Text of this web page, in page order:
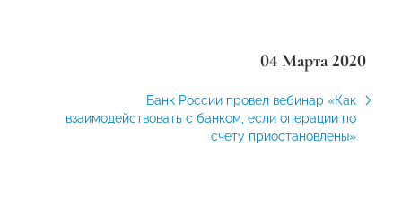
04 Марта 2020
Банк России провел вебинар «Как
взаимодействовать с банком, если операции по
счету приостановлены»